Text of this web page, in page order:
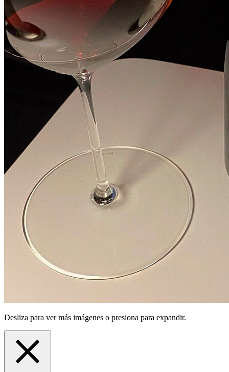
Desliza para ver más imágenes o presiona para expandir.